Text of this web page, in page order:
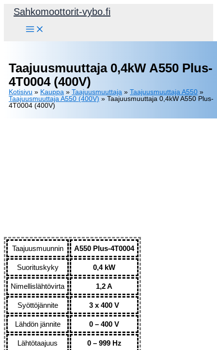
Siirry
Sahkomoottorit-vybo.fi
Taajuusmuuttaja 0,4kW A550 Plus-
4T0004 (400V)
Kotisivu » Kauppa » Taajuusmuuttaja » Taajuusmuuttaja A550 »
Taajuusmuuttaja A550 (400V) » Taajuusmuuttaja 0,4kW A550 Plus-
4T0004 (400V)
Taajuusmuunnin A550 Plus-4T0004
Suorituskyky 0,4 kW
Nimellislähtövirta 1,2 A
Syöttöjännite 3 x 400 V
Lähdön jännite 0 – 400 V
Lähtötaajuus 0 – 999 Hz
Plus-
4T0004